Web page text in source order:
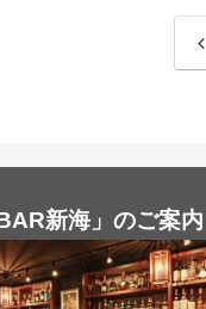
前
新海」のご案内